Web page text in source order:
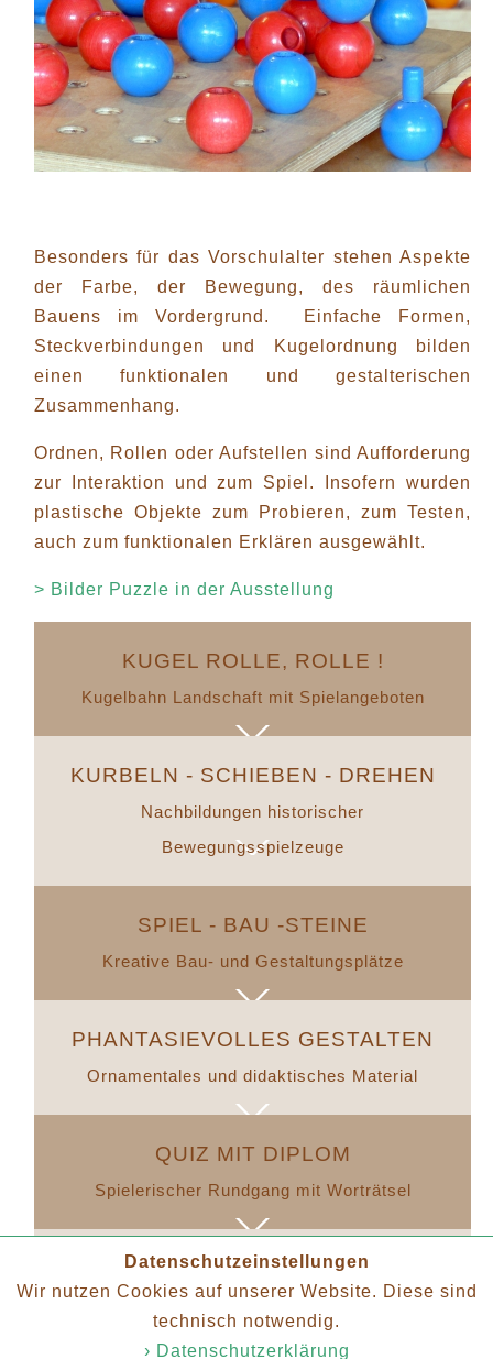
Datenschutzeinstellungen
Wir nutzen Cookies auf unserer Website. Diese sind
technisch notwendig.
› Datenschutzerklärung
Besonders für das Vorschulalter stehen Aspekte
der Farbe, der Bewegung, des räumlichen
Bauens im Vordergrund. Einfache Formen,
Steckverbindungen und Kugelordnung bilden
einen funktionalen und gestalterischen
Zusammenhang.
Ordnen, Rollen oder Aufstellen sind Aufforderung
zur Interaktion und zum Spiel. Insofern wurden
plastische Objekte zum Probieren, zum Testen,
auch zum funktionalen Erklären ausgewählt.
> Bilder Puzzle in der Ausstellung
KUGEL ROLLE, ROLLE !
Kugelbahn Landschaft mit Spielangeboten
KURBELN - SCHIEBEN - DREHEN
Nachbildungen historischer
Bewegungsspielzeuge
SPIEL - BAU -STEINE
Kreative Bau- und Gestaltungsplätze
PHANTASIEVOLLES GESTALTEN
Ornamentales und didaktisches Material
QUIZ MIT DIPLOM
Spielerischer Rundgang mit Worträtsel
KINDER-MUSEUMSFUEHRER